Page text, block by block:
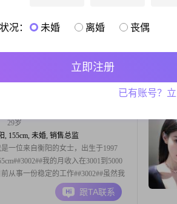
, 155cm, 离异, 销售总监
3001到5000元之间##3002##虽然我的学
但我一直保持着学习的热情，不断提升
技能##3002##在生活中，我性格温柔体
29岁
, 155cm, 未婚, 销售总监
一位来自衡阳的女士，出生于1997
我的月收入在3001到5000
从事一份稳定的工作##3002##虽然我
中及以下，但我一直保持着乐观积极的
努力工作，不断提升自己##3002##我性
跟TA联系
况： 未婚 离婚 丧偶
立即注册
已有账号？